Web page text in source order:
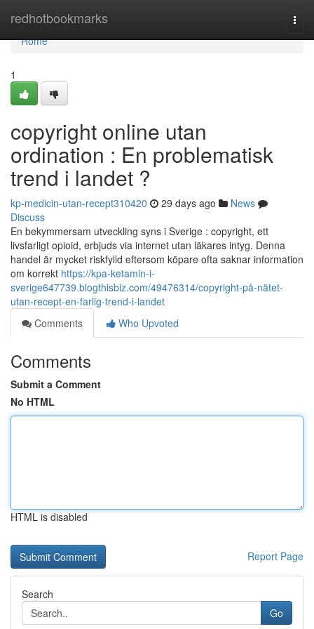
redhotbookmarks
Home
Home
1
copyright online utan
ordination : En problematisk
trend i landet ?
kp-medicin-utan-recept310420 29 days ago
News
Discuss
En bekymmersam utveckling syns i Sverige : copyright, ett
livsfarligt opioid, erbjuds via internet utan läkares intyg. Denna
handel är mycket riskfylld eftersom köpare ofta saknar information
om korrekt https://kpa-ketamin-i-
sverige647739.blogthisbiz.com/49476314/copyright-på-nätet-
utan-recept-en-farlig-trend-i-landet
Comments
Who Upvoted
Comments
Submit a Comment
No HTML
HTML is disabled
Report Page
Search
Go